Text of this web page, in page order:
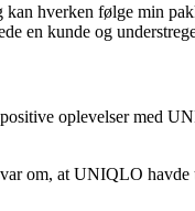
hverken følge min
en kunde og
oplevelser med
at UNIQLO havde